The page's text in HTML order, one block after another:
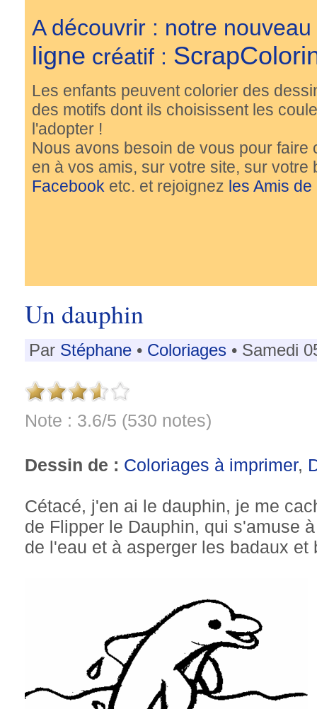
A découvrir : notre
ligne créatif :
Les enfants peuvent colorier des
des motifs dont ils choisissent les
l'adopter !
Nous avons besoin de vous pour
en à vos amis, sur votre site, sur
Facebook etc. et rejoignez les Amis
Un dauphin
Par Stéphane • Coloriages • Samedi
Note : 3.6/5 (530 notes)
Dessin de : Coloriages à imprimer,
Cétacé, j'en ai le dauphin, je me
de Flipper le Dauphin, qui s'amuse
de l'eau et à asperger les badaux et